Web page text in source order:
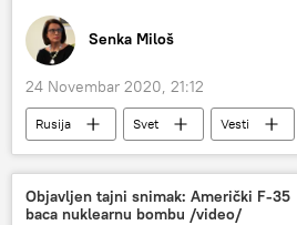
Senka Miloš
24 Novembar 2020, 21:12
Rusija Svet Vesti
sveštenik
Jekaterinburg
Sveti Sava
Objavljen tajni snimak: Američki F-35
baca nuklearnu bombu /video/